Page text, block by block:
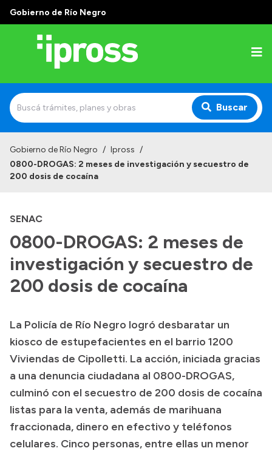
Gobierno de Río Negro
Buscar
Institucional
Autoridades
Delegaciones
Consultorios Propios
Presentación CV
Transparencia
Inversión en Salud
Licitaciones
Consulta de expedientes
Gobierno de Río Negro / Ipross /
0800-DROGAS: 2 meses de investigación y secuestro de
200 dosis de cocaína
SENAC
0800-DROGAS: 2 meses de
investigación y secuestro de
200 dosis de cocaína
La Policía de Río Negro logró desbaratar un
kiosco de estupefacientes en el barrio 1200
Viviendas de Cipolletti. La acción, iniciada gracias
a una denuncia ciudadana al 0800-DROGAS,
culminó con el secuestro de 200 dosis de cocaína
listas para la venta, además de marihuana
fraccionada, dinero en efectivo y teléfonos
celulares. Cinco personas, entre ellas un menor